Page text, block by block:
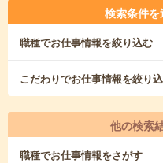
検索条件
職種でお仕事情報を絞り込む
こだわりでお仕事情報を絞り
他の検索
職種でお仕事情報をさがす